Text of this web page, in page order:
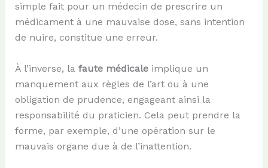
simple fait pour un médecin de prescrire un
médicament à une mauvaise dose, sans intention
de nuire, constitue une erreur.
À l’inverse, la faute médicaleimplique un
manquement aux règles de l’art ou à une
obligation de prudence, engageant ainsi la
responsabilité du praticien. Cela peut prendre la
forme, par exemple, d’une opération sur le
mauvais organe due à de l’inattention.